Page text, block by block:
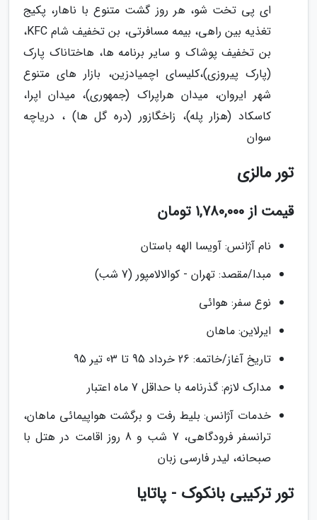
ای پی تخت شو، هر روز گشت متنوع با ناهار، پکیج
تغذیه بین راهی، بیمه مسافرتی، بن تخفیف شام KFC،
بن تخفیف پوشاک و سایر برنامه ها، هاختاناک پارک
(پارک پیروزی)،کلیسای اچمیادزین، بازار های متنوع
شهر ایروان، میدان هراپراک (جمهوری)، میدان اپرا،
کاسکاد (هزار پله)، زاخگازور (دره گل ها) ، دریاچه
سوان
تور مالزی
قیمت از 1,780,000 تومان
نام آژانس: آویسا الهه باستان
مبدا/مقصد: تهران - کوالالامپور (7 شب)
نوع سفر: هوائی
ایرلاین: ماهان
تاریخ آغاز/خاتمه: 26 خرداد 95 تا 03 تیر 95
مدارک لازم: گذرنامه با حداقل 7 ماه اعتبار
خدمات آژانس: بلیط رفت و برگشت هواپیمائی ماهان،
ترانسفر فرودگاهی، 7 شب و 8 روز اقامت در هتل با
صبحانه، لیدر فارسی زبان
تور ترکیبی بانکوک - پاتایا